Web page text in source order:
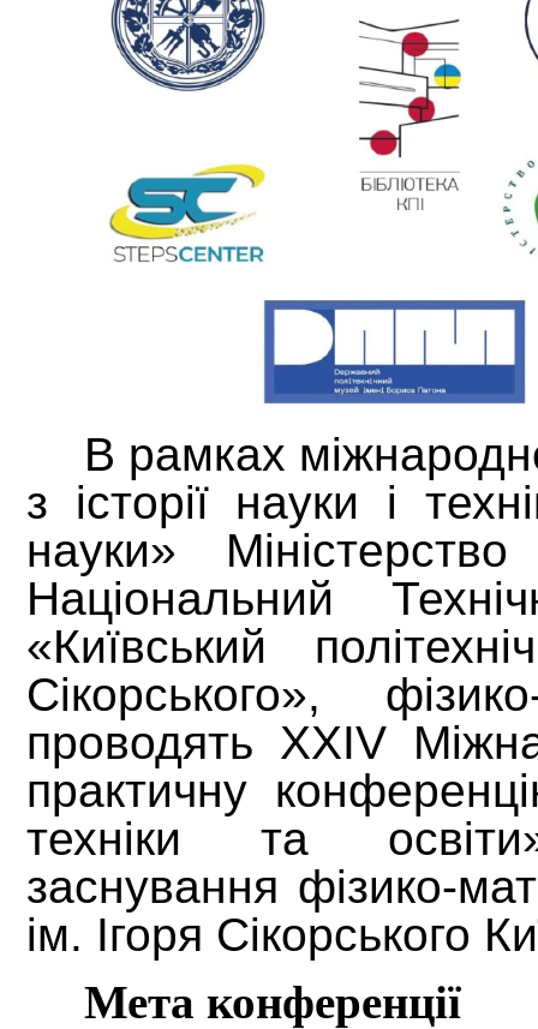
В рамках
з історії науки і
науки»
Національний
«Київський
Сікорського»,
проводять XXIV
практичну
техніки та
заснування фізико-
ім. Ігоря Сікорського
Мета конференції